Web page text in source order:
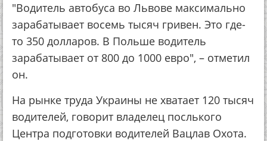
"Водитель автобуса во Львове максимально
зарабатывает восемь тысяч гривен. Это где-
то 350 долларов. В Польше водитель
зарабатывает от 800 до 1000 евро", – отметил
он.
На рынке труда Украины не хватает 120 тысяч
водителей, говорит владелец послького
Центра подготовки водителей Вацлав Охота.